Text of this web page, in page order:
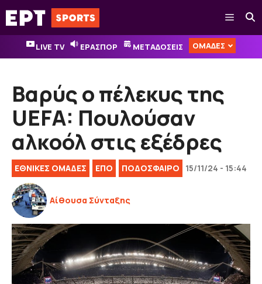
Μετάβαση
σε
περιεχόμενο
Μενού
LIVE TV ΕΡΑΣΠΟΡ ΜΕΤΑΔΟΣΕΙΣ ΟΜΑΔΕΣ
Βαρύς ο πέλεκυς της
UEFA: Πουλούσαν
αλκοόλ στις εξέδρες
ΕΘΝΙΚΈΣ ΟΜΆΔΕΣ ΕΠΟ ΠΟΔΟΣΦΑΙΡΟ 15/11/24 - 15:44
Αίθουσα Σύνταξης